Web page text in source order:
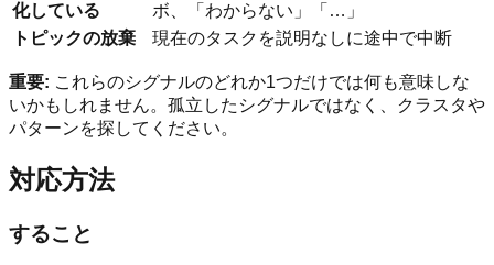
化している
ボ、「わからない」「…」
トピックの放棄
現在のタスクを説明なしに途中で中断
重要: これらのシグナルのどれか1つだけでは何も意味しな
いかもしれません。孤立したシグナルではなく、クラスタや
パターンを探してください。
対応方法
すること